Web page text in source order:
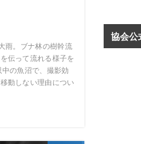
雨。ブナ林の樹幹流
伝って流れる様子を
の魚沼で、撮影効
動しない理由につい
協会公